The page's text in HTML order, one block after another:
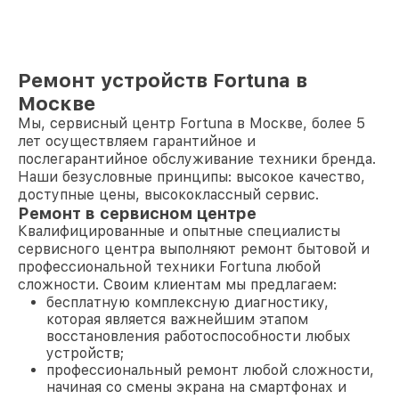
Ремонт устройств Fortuna в
Москве
Мы, сервисный центр Fortuna в Москве, более 5
лет осуществляем гарантийное и
послегарантийное обслуживание техники бренда.
Наши безусловные принципы: высокое качество,
доступные цены, высококлассный сервис.
Ремонт в сервисном центре
Квалифицированные и опытные специалисты
сервисного центра выполняют ремонт бытовой и
профессиональной техники Fortuna любой
сложности. Своим клиентам мы предлагаем:
бесплатную комплексную диагностику,
которая является важнейшим этапом
восстановления работоспособности любых
устройств;
профессиональный ремонт любой сложности,
начиная со смены экрана на смартфонах и